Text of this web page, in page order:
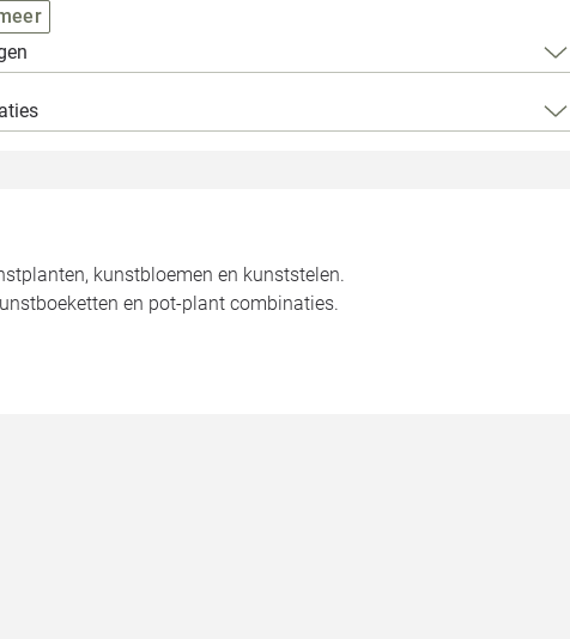
Loods 5
kunstbloemen en kunststelen.
en pot-plant combinaties.